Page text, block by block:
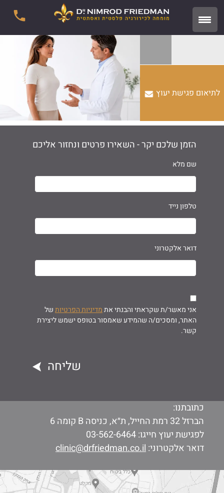
לתיאום פגישת יעוץ
הזמן שלכם יקר - השאירו פרטים ונחזור אליכם
שם מלא
טלפון נייד
דואר אלקטרוני
אני מאשר/ת שקראתי והבנתי אתמדיניות הפרטיותשל
האתר, ומסכים/ה שהמידע שאמסור בטופס ישמש ליצירת
קשר.
כתובתנו:
הברזל 32 רמת החייל, ת״א, כניסה B קומה 6
לפגישת יעוץ חייגו:03-562-6464
דואר אלקטרוני:clinic@drfriedman.co.il